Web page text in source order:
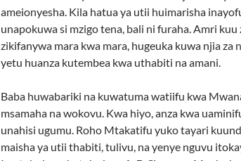
ameionyesha. Kila hatua ya utii huimarisha
unapokuwa si mzigo tena, bali ni furaha. Amri kuu
zikifanywa mara kwa mara, hugeuka kuwa njia za
yetu huanza kutembea kwa uthabiti na amani.
Baba huwabariki na kuwatuma watiifu kwa
msamaha na wokovu. Kwa hiyo, anza kwa
unahisi ugumu. Roho Mtakatifu yuko tayari
maisha ya utii thabiti, tulivu, na yenye nguvu